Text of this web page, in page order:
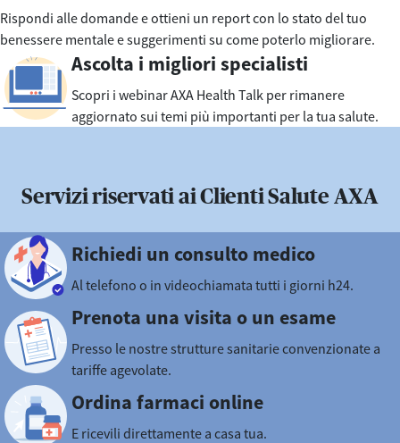
Rispondi alle domande e ottieni un report con lo stato del tuo
benessere mentale e suggerimenti su come poterlo migliorare.
Ascolta i migliori specialisti
Scopri i webinar AXA Health Talk per rimanere
aggiornato sui temi più importanti per la tua salute.
Servizi riservati ai Clienti Salute AXA
Richiedi un consulto medico
Al telefono o in videochiamata tutti i giorni h24.
Prenota una visita o un esame
Presso le nostre strutture sanitarie convenzionate a
tariffe agevolate.
Ordina farmaci online
E ricevili direttamente a casa tua.